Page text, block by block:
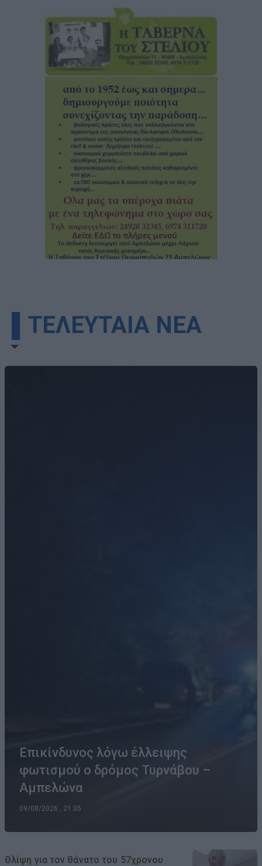
▌ΤΕΛΕΥΤΑΙΑ ΝΕΑ
Επικίνδυνος λόγω έλλειψης
φωτισμού ο δρόμος Τυρνάβου –
Αμπελώνα
09/08/2026 , 21:05
Θλίψη για τον θάνατο του 57χρονου